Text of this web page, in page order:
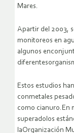
Mares.
Apartir del 2003,
monitoreos en
algunos
Estos estudios
conmetales
como cianuro.En
superadolos
laOrganización